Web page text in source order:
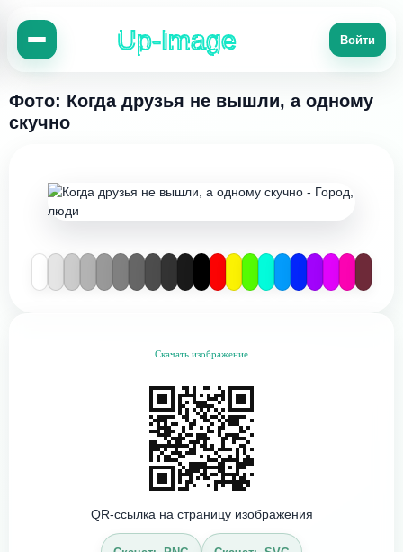
Up-Image Войти
Фото: Когда друзья не вышли, а одному
скучно
Скачать изображение
QR-ссылка на страницу изображения